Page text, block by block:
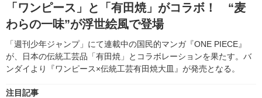
ゲーム グッズ
イベント
海外イベント ビジネス
俳優・タレント アーティスト
ビジネス
アニメ 実写
書評
ゲーム 座談会
動画
アニメ！アニメ！TV ABEMA Cafe
「ワンピース」と「有田焼」がコラボ！ “麦
わらの一味”が浮世絵風で登場
「週刊少年ジャンプ」にて連載中の国民的マンガ『ONE PIECE』
が、日本の伝統工芸品「有田焼」とコラボレーションを果たす。バ
ンダイより『ワンピース×伝統工芸有田焼大皿』が発売となる。
注目記事